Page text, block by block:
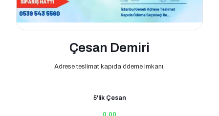
Çesan Demiri
Adrese teslimat kapıda ödeme imkanı.
5'lik Çesan
0,00